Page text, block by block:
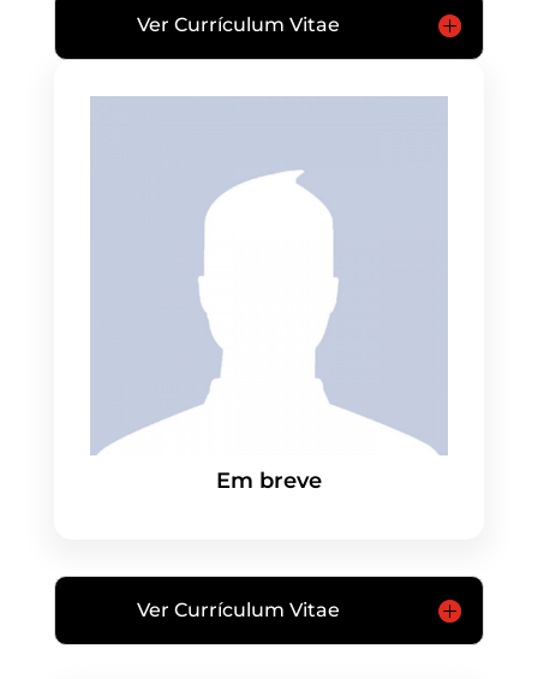
Ver Currículum Vitae
Em breve
Ver Currículum Vitae